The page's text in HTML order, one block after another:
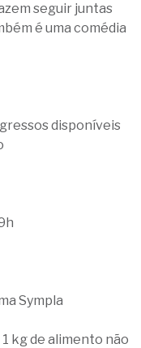
seguir juntas
é uma comédia
disponíveis
Sympla
kg de alimento não